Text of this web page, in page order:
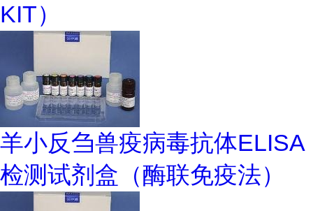
KIT）
羊小反刍兽疫病毒抗体ELISA
检测试剂盒（酶联免疫法）